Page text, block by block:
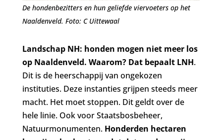
De hondenbezitters en hun geliefde viervoeters op het
Naaldenveld. Foto: C Uittewaal
Landschap NH: honden mogen niet meer los
op Naaldenveld. Waarom? Dat bepaalt LNH.
Dit is de heerschappij van ongekozen
instituties. Deze instanties grijpen steeds meer
macht. Het moet stoppen. Dit geldt over de
hele linie. Ook voor Staatsbosbeheer,
Natuurmonumenten. Honderden hectaren